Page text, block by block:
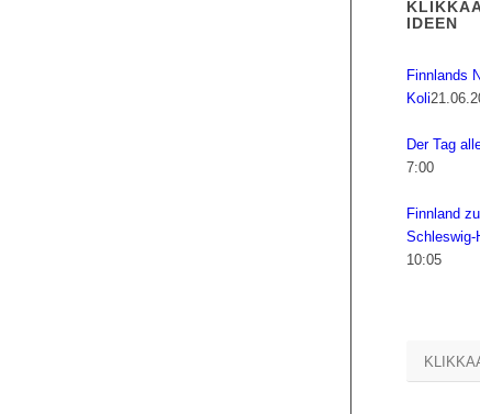
IDEEN
Finnlands
Koli
Der Tag
7:00
Finnland
Schleswig-
10:05